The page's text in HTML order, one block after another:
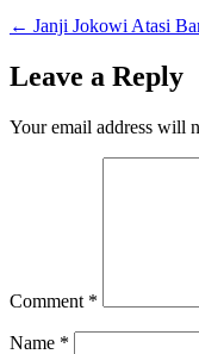
← Janji Jokowi Atasi
Leave a Reply
Your email address will
Comment *
Name *